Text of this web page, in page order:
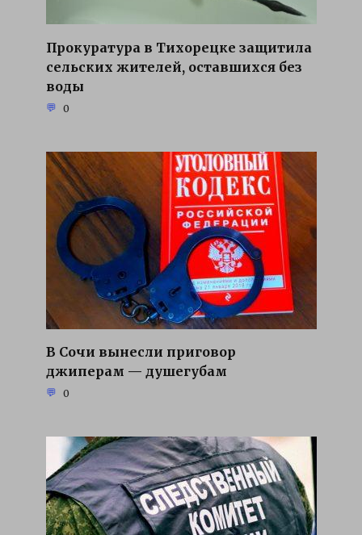
Прокуратура в Тихорецке защитила
сельских жителей, оставшихся без
воды
0
В Сочи вынесли приговор
джиперам — душегубам
0